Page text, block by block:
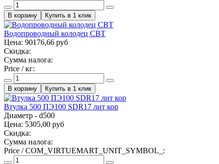
Купить в 1 клик
Водопроводный колодец СВТ
Цена: 90176,66 руб
Скидка:
Сумма налога:
Price / кг:
Купить в 1 клик
Втулка 500 ПЭ100 SDR17 лит кор
Диаметр - d500
Цена: 5305,00 руб
Скидка:
Сумма налога:
Price / COM_VIRTUEMART_UNIT_SYMBOL_: